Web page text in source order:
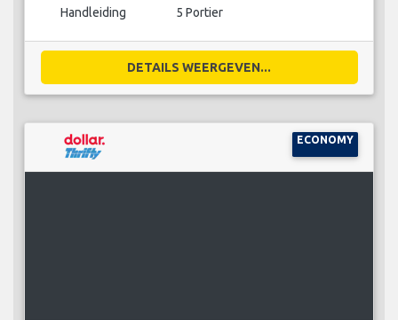
Handleiding 5 Portier
DETAILS WEERGEVEN...
ECONOMY